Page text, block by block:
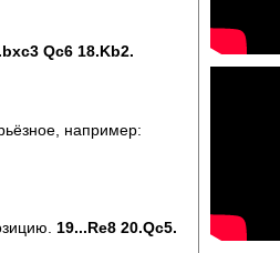
Qc6 18.Kb2.
например:
19...Re8 20.Qc5.